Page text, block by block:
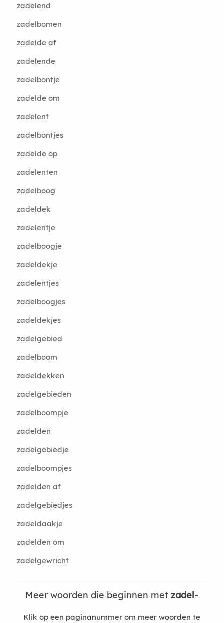
zadelend
zadelbomen
zadelde af
zadelende
zadelbontje
zadelde om
zadelent
zadelbontjes
zadelde op
zadelenten
zadelboog
zadeldek
zadelentje
zadelboogje
zadeldekje
zadelentjes
zadelboogjes
zadeldekjes
zadelgebied
zadelboom
zadeldekken
zadelgebieden
zadelboompje
zadelden
zadelgebiedje
zadelboompjes
zadelden af
zadelgebiedjes
zadeldaakje
zadelden om
zadelgewricht
Meer woorden die beginnen met zadel-
Klik op een paginanummer om meer woorden te